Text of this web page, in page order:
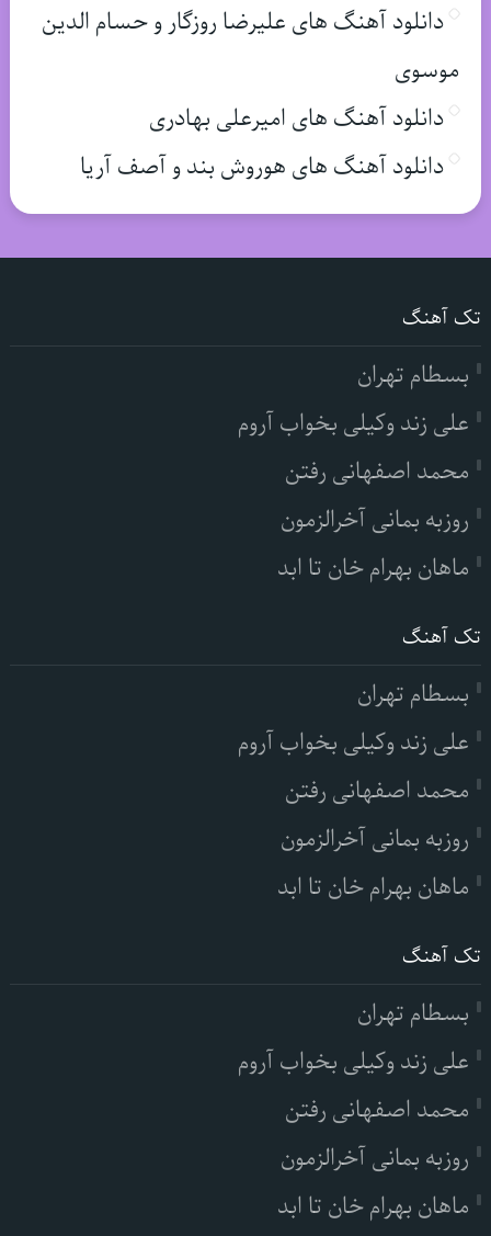
دانلود آهنگ های علیرضا روزگار و حسام الدین
موسوی
دانلود آهنگ های امیرعلی بهادری
دانلود آهنگ های هوروش بند و آصف آریا
تک آهنگ
بسطام تهران
علی زند وکیلی بخواب آروم
محمد اصفهانی رفتن
روزبه بمانی آخرالزمون
ماهان بهرام خان تا ابد
تک آهنگ
بسطام تهران
علی زند وکیلی بخواب آروم
محمد اصفهانی رفتن
روزبه بمانی آخرالزمون
ماهان بهرام خان تا ابد
تک آهنگ
بسطام تهران
علی زند وکیلی بخواب آروم
محمد اصفهانی رفتن
روزبه بمانی آخرالزمون
ماهان بهرام خان تا ابد